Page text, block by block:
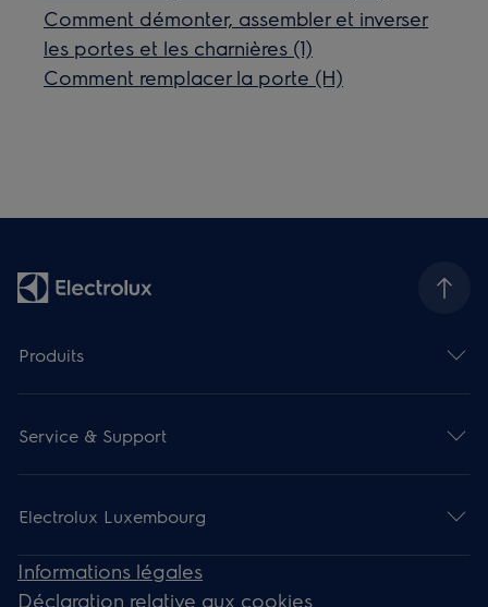
Comment démonter, assembler et inverser
les portes et les charnières (1)
Comment remplacer la porte (H)
Produits
Service & Support
Electrolux Luxembourg
Informations légales
Déclaration relative aux cookies